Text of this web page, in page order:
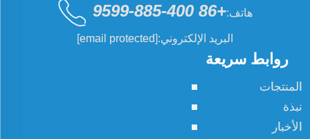
روابط سريعة
المنتجات
نبذة
الأخبار
هاتف:+86 400-885-9599
البريد الإلكتروني:[email protected]